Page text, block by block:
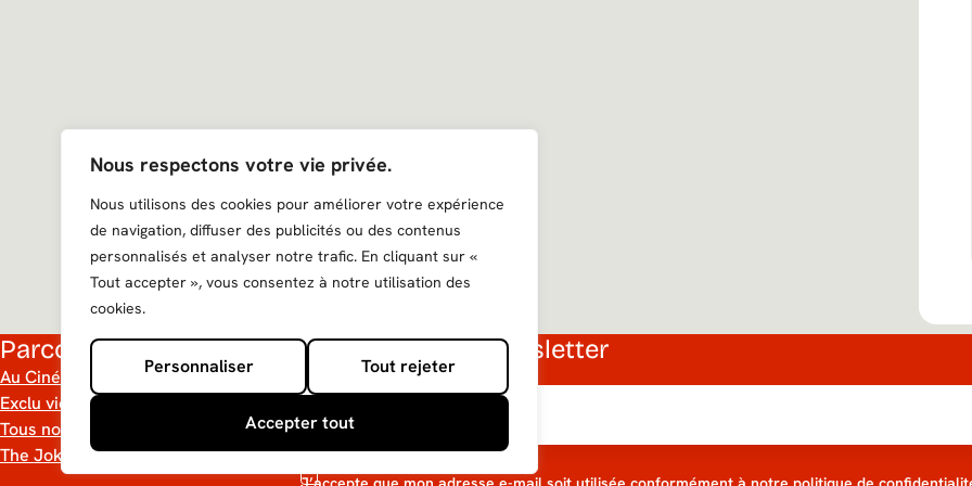
Nous respectons votre vie privée.
Nous utilisons des cookies pour améliorer votre expérience
de navigation, diffuser des publicités ou des contenus
personnalisés et analyser notre trafic. En cliquant sur «
Tout accepter », vous consentez à notre utilisation des
cookies.
Personnaliser Tout rejeter
Accepter tout
Parcourir nos catalogues
Au Cinéma
Exclu vidéo
Tous nos films
The Jokers Shop
Recevez notre Newsletter
RGPD
S'inscrire